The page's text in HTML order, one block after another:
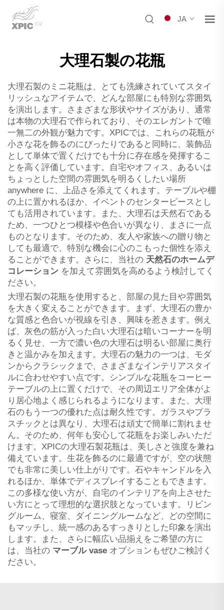
JA
大理石製の花瓶
大理石製のミニ花瓶は、とても洗練されていてスタイ
リッシュなアイテムで、どんな部屋にも特別な雰囲気
を演出します。さまざまな形状やサイズがあり、通常
は本物の大理石で作られており、そのエレガントで唯
一無二の外観が魅力です。XPICでは、これらの花瓶が
小さな花を飾るのにぴったりであると同時に、装飾品
として単体で置くだけでも十分に存在感を発揮するこ
とを高く評価しています。自宅やオフィス、あるいは
ちょっとした空間の雰囲気を明るくしたい場所
anywhere に、上品さを添えてくれます。テーブルや棚
の上に置かれるほか、イベントのセンターピースとし
ても活用されています。また、大理石は天然石である
ため、一つひとつ模様や色合いが異なり、まさに一点
ものとなります。そのため、友人や家族への贈り物と
しても最適で、特別な機会に心のこもった個性を添え
ることができます。さらに、当社の 天然石のホームデ
コレーション を加えて雰囲気を高めるよう検討してく
ださい。
大理石製の花瓶を使用すると、部屋の見た目や雰囲気
を大きく変えることができます。まず、大理石の豊か
な質感と色合いが視線を引き、興味を惹きます。例え
ば、灰色の筋が入った白い大理石は暗いコーナーを明
るく見せ、一方で濃い色の大理石は明るい部屋に奥行
きと温かみを加えます。大理石の魅力の一つは、モダ
ンからクラシックまで、さまざまなインテリアスタイ
ルに合わせやすい点です。シンプルな花瓶をコーヒー
テーブルの上に置くだけで、その周辺エリア全体がよ
り居心地よく感じられるようになります。また、大理
石のもう一つの優れた点は耐久性です。ガラスやプラ
スチックとは異なり、大理石は頑丈で簡単に割れませ
ん。そのため、何年も安心して花瓶をお楽しみいただ
けます。XPICの大理石製花瓶は、美しさと強度を兼ね
備えています。生花を飾るのに最適ですが、空の状態
でも非常に美しい仕上がりです。石やキャンドルを入
れるほか、単体でディスプレイすることもできます。
この多様な使い方が、自宅のインテリアを向上させた
い方にとって理想的な選択肢となっています。リビン
グルーム、寝室、ダイニングルームなど、どの空間に
もマッチし、統一感のあるすっきりとした印象を演出
します。また、さらに幅広い品揃えをご希望の方に
は、当社の マーブル vase オプションもぜひご検討く
ださい。